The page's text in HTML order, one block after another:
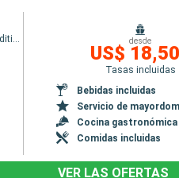
Silver cloud Expedition
desde
US$
Tasas incluidas
Bebidas incluidas
Servicio de
Cocina gastronómica
Comidas incluidas
VER LAS OFERTAS